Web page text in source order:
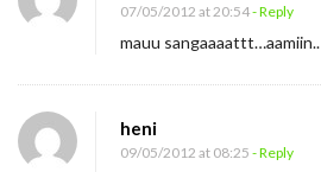
07/05/2012 at 20:54- Reply
mauu sangaaaattt…aamiin..
heni
09/05/2012 at 08:25 - Reply